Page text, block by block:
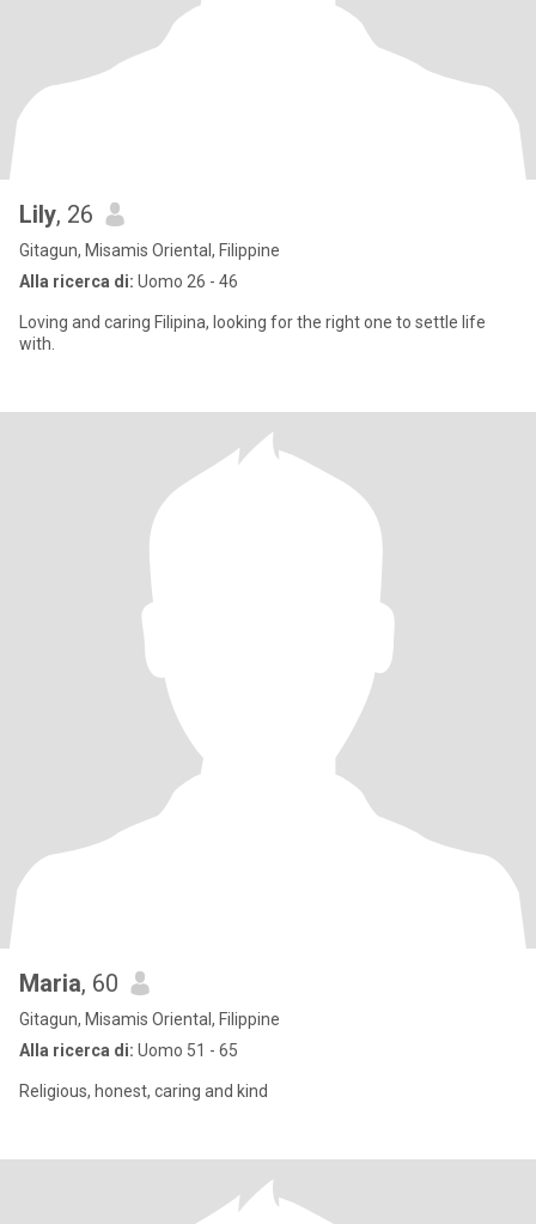
Lily, 26
Gitagun, Misamis Oriental, Filippine
Alla ricerca di: Uomo 26 - 46
Loving and caring Filipina, looking for the right one to settle life
with.
Maria, 60
Gitagun, Misamis Oriental, Filippine
Alla ricerca di: Uomo 51 - 65
Religious, honest, caring and kind